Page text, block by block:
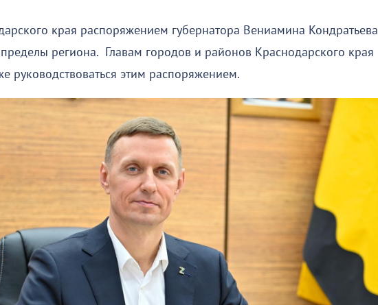
края распоряжением губернатора Вениамина Кондратьева
региона. Главам городов и районов Краснодарского края
руководствоваться этим распоряжением.